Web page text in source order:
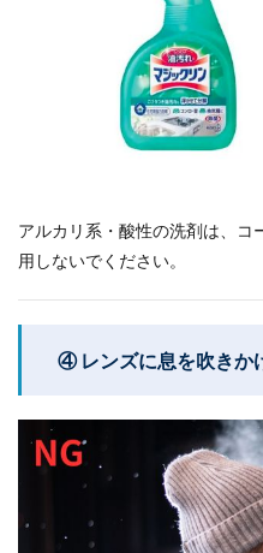
アルカリ系・酸性の洗剤は、コ
用しないでください。
④ レンズに息を吹きか